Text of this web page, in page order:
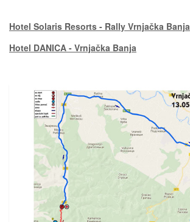
Hotel Solaris Resorts - Rally Vrnjačka Banja
Hotel DANICA - Vrnjačka Banja